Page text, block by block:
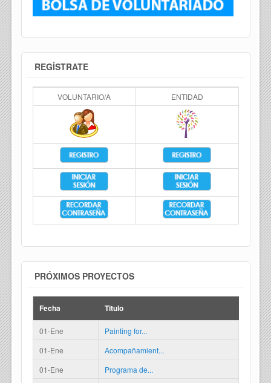
REGÍSTRATE
VOLUNTARIO/A ENTIDAD
PRÓXIMOS PROYECTOS
Fecha Titulo
01-Ene
Painting for...
01-Ene
Acompañamient...
01-Ene
Programa de...